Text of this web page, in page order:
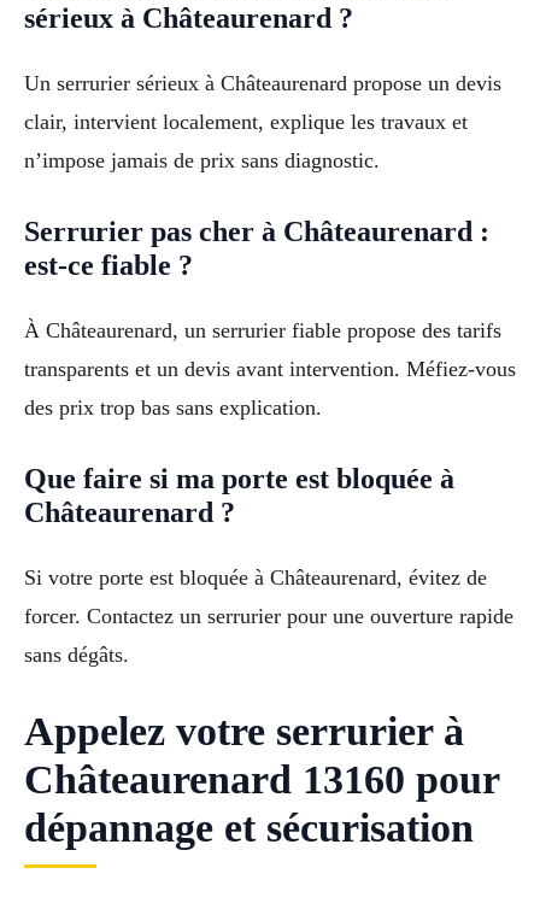
sérieux à Châteaurenard ?
Un serrurier sérieux à Châteaurenard propose un devis
clair, intervient localement, explique les travaux et
n’impose jamais de prix sans diagnostic.
Serrurier pas cher à Châteaurenard :
est-ce fiable ?
À Châteaurenard, un serrurier fiable propose des tarifs
transparents et un devis avant intervention. Méfiez-vous
des prix trop bas sans explication.
Que faire si ma porte est bloquée à
Châteaurenard ?
Si votre porte est bloquée à Châteaurenard, évitez de
forcer. Contactez un serrurier pour une ouverture rapide
sans dégâts.
Appelez votre serrurier à
Châteaurenard 13160 pour
dépannage et sécurisation